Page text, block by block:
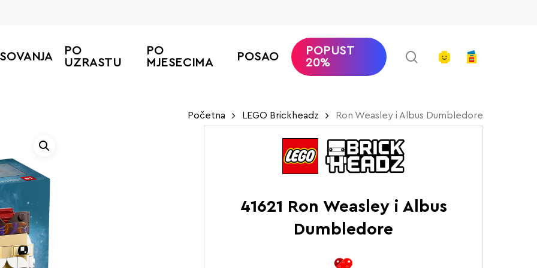
PO
UZRASTU
PO
MJESECIMA
POSAO
POPUST
20%
searchaccount
Početna LEGO Brickheadz Ron Weasley i Albus Dumbledore
41621 Ron Weasley i Albus
Dumbledore